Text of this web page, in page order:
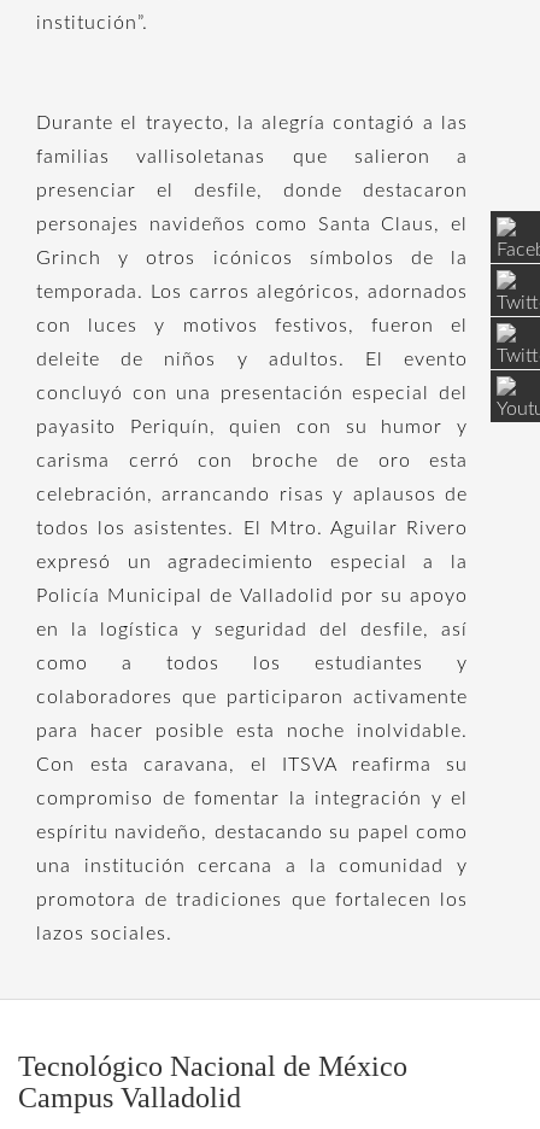
institución”.
Durante el trayecto, la alegría contagió a las
familias vallisoletanas que salieron a
presenciar el desfile, donde destacaron
personajes navideños como Santa Claus, el
Grinch y otros icónicos símbolos de la
temporada. Los carros alegóricos, adornados
con luces y motivos festivos, fueron el
deleite de niños y adultos. El evento
concluyó con una presentación especial del
payasito Periquín, quien con su humor y
carisma cerró con broche de oro esta
celebración, arrancando risas y aplausos de
todos los asistentes. El Mtro. Aguilar Rivero
expresó un agradecimiento especial a la
Policía Municipal de Valladolid por su apoyo
en la logística y seguridad del desfile, así
como a todos los estudiantes y
colaboradores que participaron activamente
para hacer posible esta noche inolvidable.
Con esta caravana, el ITSVA reafirma su
compromiso de fomentar la integración y el
espíritu navideño, destacando su papel como
una institución cercana a la comunidad y
promotora de tradiciones que fortalecen los
lazos sociales.
Tecnológico Nacional de México
Campus Valladolid